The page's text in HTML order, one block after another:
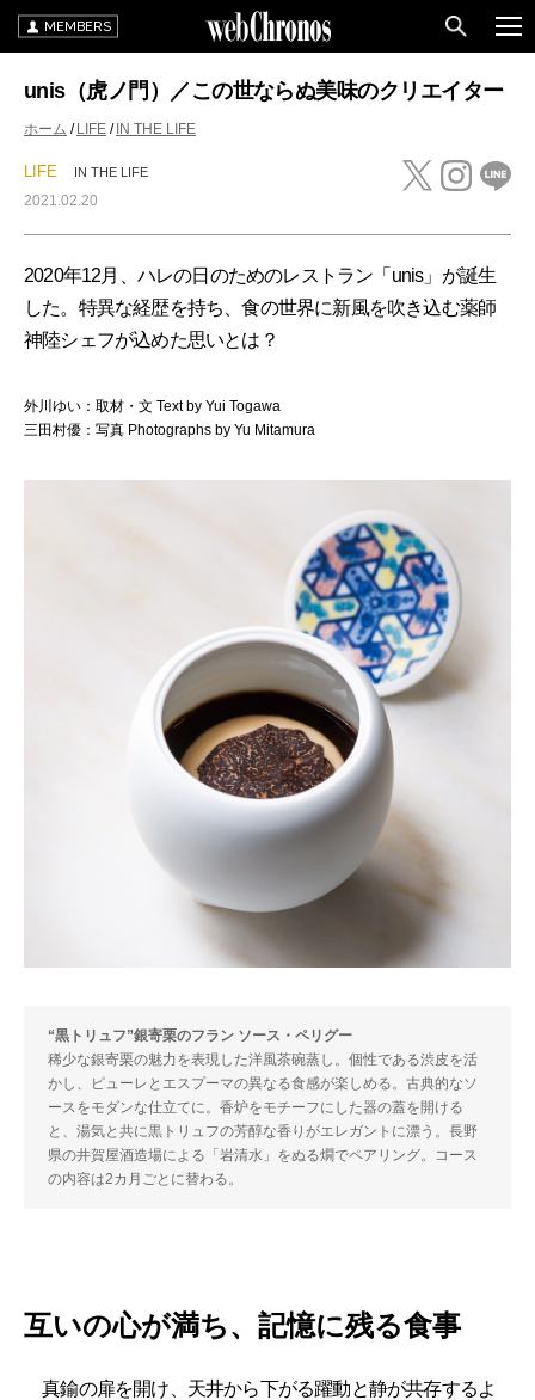
MEMBERS
unis（虎ノ門）／この世ならぬ美味のクリエイター
ホーム LIFE IN THE LIFE
LIFE IN THE LIFE
2021.02.20
2020年12月、ハレの日のためのレストラン「unis」が誕生
した。特異な経歴を持ち、食の世界に新風を吹き込む薬師
神陸シェフが込めた思いとは？
外川ゆい：取材・文 Text by Yui Togawa
三田村優：写真 Photographs by Yu Mitamura
“黒トリュフ”銀寄栗のフラン ソース・ペリグー
稀少な銀寄栗の魅力を表現した洋風茶碗蒸し。個性である渋皮を活
かし、ピューレとエスプーマの異なる食感が楽しめる。古典的なソ
ースをモダンな仕立てに。香炉をモチーフにした器の蓋を開ける
と、湯気と共に黒トリュフの芳醇な香りがエレガントに漂う。長野
県の井賀屋酒造場による「岩清水」をぬる燗でペアリング。コース
の内容は2カ月ごとに替わる。
互いの心が満ち、記憶に残る食事
真鍮の扉を開け、天井から下がる躍動と静が共存するよ